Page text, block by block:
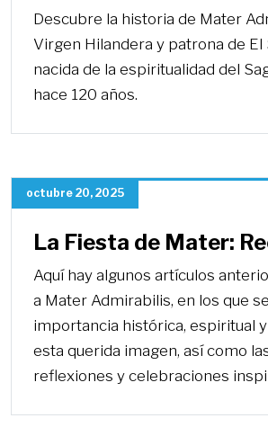
Descubre la historia de Mater
Virgen Hilandera y patrona de El
nacida de la espiritualidad del
hace 120 años.
octubre 20, 2025
La Fiesta de Mater:
Aquí hay algunos artículos
a Mater Admirabilis, en los que
importancia histórica, espiritual
esta querida imagen, así como
reflexiones y celebraciones